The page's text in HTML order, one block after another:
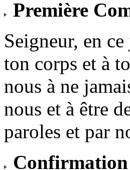
Première
Seigneur, en
ton corps et à
nous à ne
nous et à être
paroles et par
Confirmation